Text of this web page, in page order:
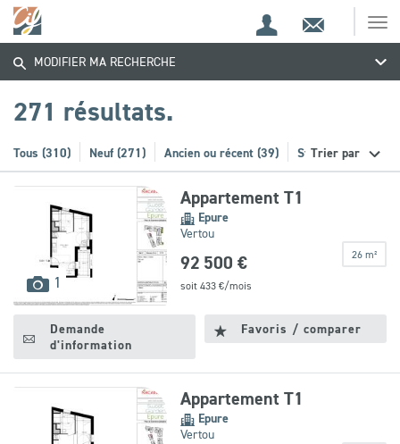
Espace
de
Espace
client
Contact
Trouvez
votre
bien
MODIFIER MA RECHERCHE
271 résultats.
Trier par
Tous (310) Neuf (271) Ancien ou récent (39) Stationnement (21)
1 images
disponibles
Appartement T1
Epure
Vertou
26 m²
92 500 €
soit 433€/mois
Demande
d'information
Favoris / comparer
Appartement T1
Epure
Vertou